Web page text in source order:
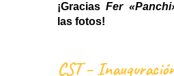
¡Gracias Fer
las fotos!
CST –